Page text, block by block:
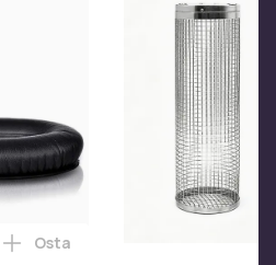
Lisää Korvatyynyt Bose QC35
Osta